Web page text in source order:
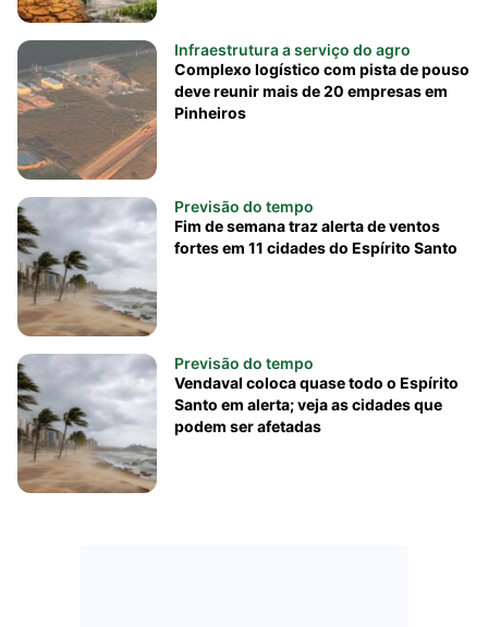
Infraestrutura a serviço do agro
Complexo logístico com pista de pouso
deve reunir mais de 20 empresas em
Pinheiros
Previsão do tempo
Fim de semana traz alerta de ventos
fortes em 11 cidades do Espírito Santo
Previsão do tempo
Vendaval coloca quase todo o Espírito
Santo em alerta; veja as cidades que
podem ser afetadas